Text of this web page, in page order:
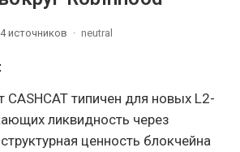
источников neutral
CASHCAT типичен для новых L2-
ликвидность через
ценность блокчейна